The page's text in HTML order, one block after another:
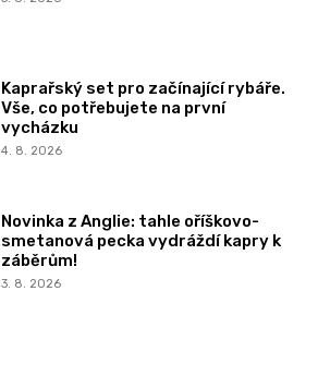
Kaprařský set pro začínající rybáře.
Vše, co potřebujete na první
vycházku
4. 8. 2026
Novinka z Anglie: tahle oříškovo-
smetanová pecka vydráždí kapry k
záběrům!
3. 8. 2026